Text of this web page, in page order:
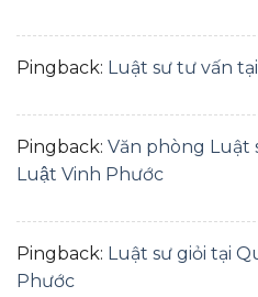
Pingback: Luật sư tư vấn
Pingback: Văn phòng Luật
Luật Vinh Phước
Pingback: Luật sư giỏi tại
Phước